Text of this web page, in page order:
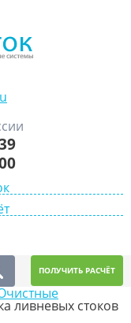
ПОЛУЧИТЬ РАСЧЁТ
ливневых стоков